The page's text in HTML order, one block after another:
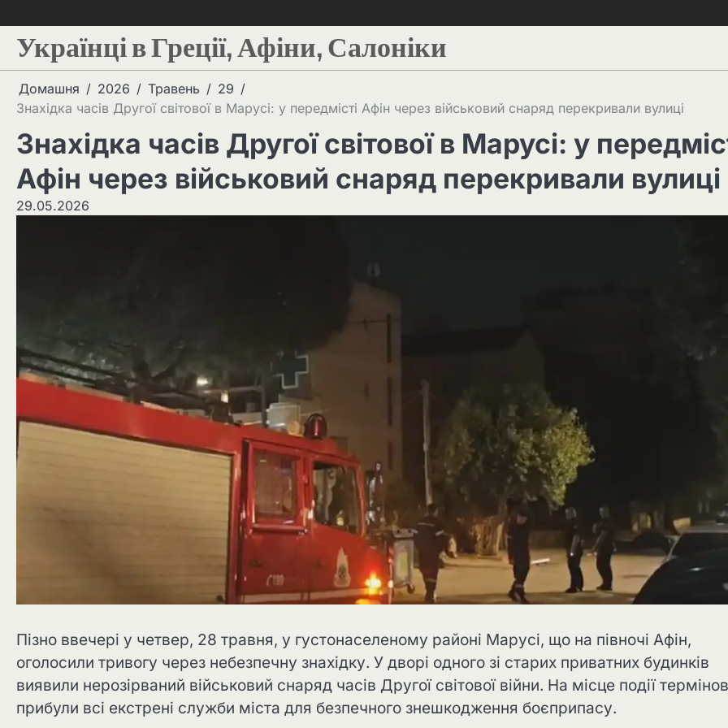
Українці в Греції, Афіни, Салоніки
Домашня 2026 Травень
29
Знахідка часів Другої світової в Марусі: у передмісті Афін через військовий снаряд перекривали вулиці
Знахідка часів Другої світової в Марусі: у
Афін через військовий снаряд перекривали вулиці
29.05.2026
Пізно ввечері у четвер, 28 травня, у густонаселеному районі Марусі, що на півночі Афін,
оголосили тривогу через небезпечну знахідку. У дворі одного зі старих приватних будинків
виявили нерозірваний військовий снаряд часів Другої світової війни. На місце події
прибули всі екстрені служби міста для безпечного знешкодження боєприпасу.